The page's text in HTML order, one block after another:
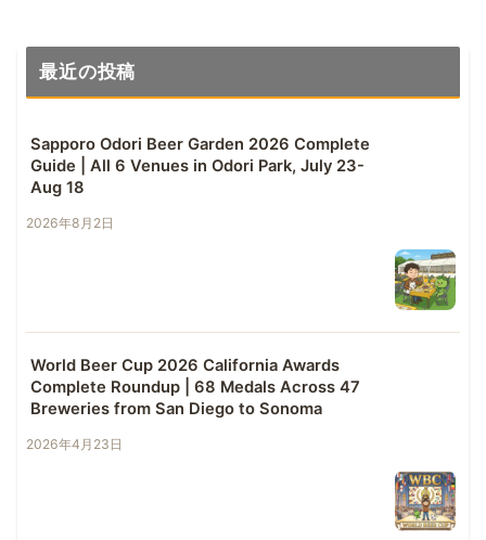
最近の投稿
Sapporo Odori Beer Garden 2026 Complete
Guide | All 6 Venues in Odori Park, July 23-
Aug 18
2026年8月2日
World Beer Cup 2026 California Awards
Complete Roundup | 68 Medals Across 47
Breweries from San Diego to Sonoma
2026年4月23日